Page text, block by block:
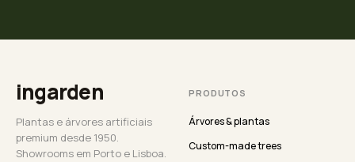
ingarden
Plantas e árvores artificiais
premium desde 1950.
Showrooms em Porto e Lisboa.
PRODUTOS
Árvores & plantas
Custom-made trees